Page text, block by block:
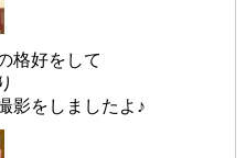
格好をして
影をしましたよ♪